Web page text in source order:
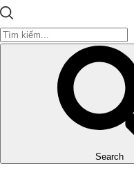
Search